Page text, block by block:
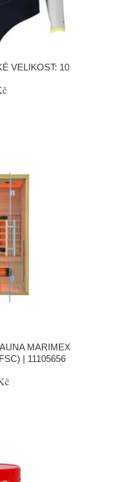
VELIKOST: 10
MARIMEX
| 11105656